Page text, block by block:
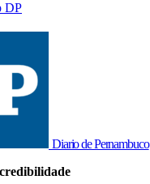
DP
Diario de Pernambuco